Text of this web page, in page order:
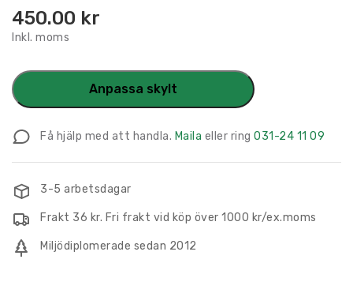
450.00 kr
Inkl. moms
Anpassa skylt
Få hjälp med att handla. Maila eller ring 031-24 11 09
3-5 arbetsdagar
Frakt 36 kr. Fri frakt vid köp över 1000 kr/ex.moms
Miljödiplomerade sedan 2012